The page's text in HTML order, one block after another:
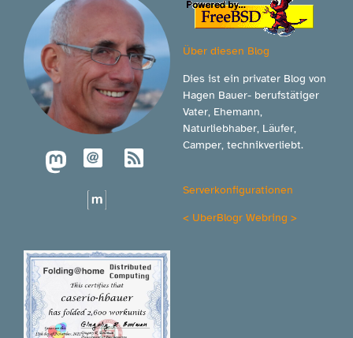
Über diesen Blog
Dies ist ein privater Blog von
Hagen Bauer- berufstätiger
Vater, Ehemann,
Naturliebhaber, Läufer,
Camper, technikverliebt.
Serverkonfigurationen
< UberBlogr Webring >